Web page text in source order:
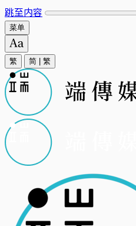
跳至内容
菜单
繁 简 繁